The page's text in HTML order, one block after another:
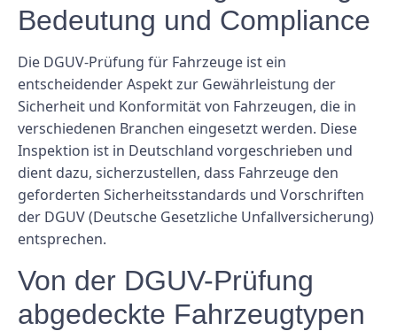
Bedeutung und Compliance
Die DGUV-Prüfung für Fahrzeuge ist ein
entscheidender Aspekt zur Gewährleistung der
Sicherheit und Konformität von Fahrzeugen, die in
verschiedenen Branchen eingesetzt werden. Diese
Inspektion ist in Deutschland vorgeschrieben und
dient dazu, sicherzustellen, dass Fahrzeuge den
geforderten Sicherheitsstandards und Vorschriften
der DGUV (Deutsche Gesetzliche Unfallversicherung)
entsprechen.
Von der DGUV-Prüfung
abgedeckte Fahrzeugtypen